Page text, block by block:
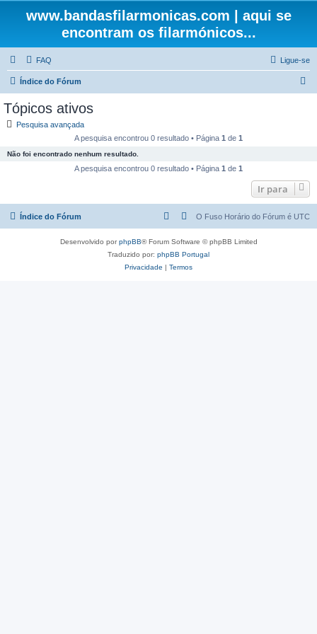
www.bandasfilarmonicas.com | aqui se
encontram os filarmónicos...
FAQ Ligue-se
Índice do Fórum
s
r
Tópicos ativos
Pesquisa avançada
A pesquisa encontrou 0 resultado • Página 1 de 1
Não foi encontrado nenhum resultado.
A pesquisa encontrou 0 resultado • Página 1 de 1
Ir para
Índice do Fórum O Fuso Horário do Fórum é UTC
Desenvolvido porphpBB® Forum Software © phpBB Limited
Traduzido por: phpBB Portugal
Privacidade | Termos